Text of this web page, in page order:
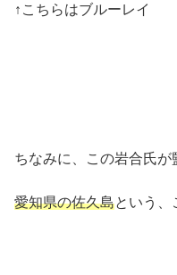
↑こちらはブルーレイ
ちなみに、この岩合氏
愛知県の佐久島という、